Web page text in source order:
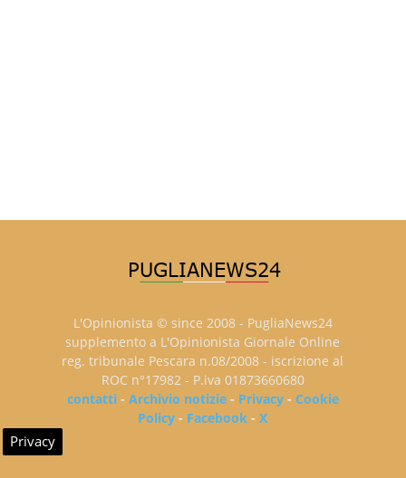
L'Opinionista © since 2008 - PugliaNews24
supplemento a L'Opinionista Giornale Online
reg. tribunale Pescara n.08/2008 - iscrizione al
ROC n°17982 - P.iva 01873660680
contatti- Archivio notizie- Privacy- Cookie
Policy - Facebook -X
Privacy